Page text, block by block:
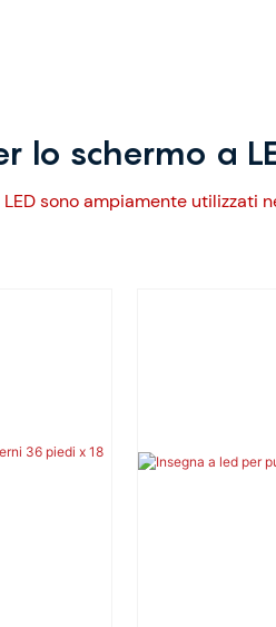
lo schermo a
sono ampiamente